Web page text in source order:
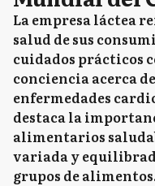
La empresa láctea
salud de sus
cuidados prácticos
conciencia acerca
enfermedades
destaca la
alimentarios
variada y
grupos de